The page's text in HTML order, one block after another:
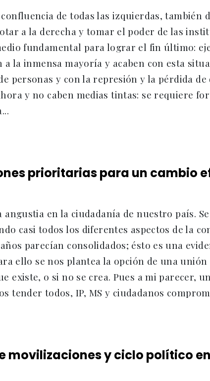
de todas las izquierdas, también
a la derecha y tomar el poder de las
fundamental para lograr el fin último:
a la inmensa mayoría y acaben con esta
personas y con la represión y la pérdida
y no caben medias tintas: se requiere
prioritarias para un cambio
angustia en la ciudadanía de nuestro país.
casi todos los diferentes aspectos de la
años parecían consolidados; ésto es una
ello se nos plantea la opción de una
existe, o si no se crea. Pues a mi parecer,
tender todos, IP, MS y ciudadanos
movilizaciones y ciclo político